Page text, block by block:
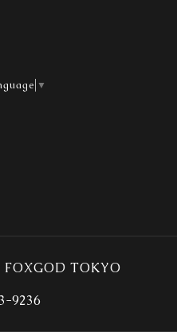
▼
TOKYO
9236